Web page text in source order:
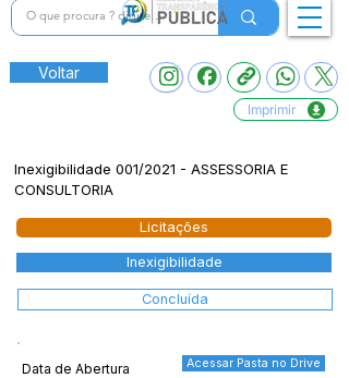
Voltar
Imprimir
Inexigibilidade 001/2021 - ASSESSORIA E
CONSULTORIA
Licitações
Inexigibilidade
Concluída
Data de Abertura Acessar Pasta no Drive